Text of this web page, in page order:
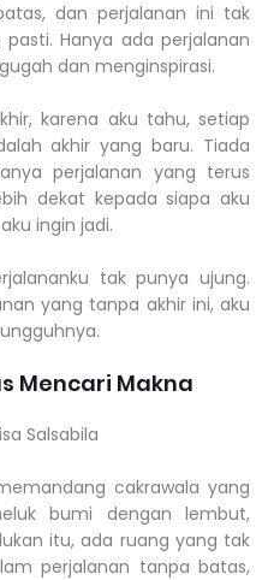
dan perjalanan ini tak
Hanya ada perjalanan
dan menginspirasi.
karena aku tahu, setiap
akhir yang baru. Tiada
perjalanan yang terus
dekat kepada siapa aku
ingin jadi.
tak punya ujung.
yang tanpa akhir ini, aku
Mencari Makna
Salsabila
cakrawala yang
bumi dengan lembut,
itu, ada ruang yang tak
perjalanan tanpa batas,